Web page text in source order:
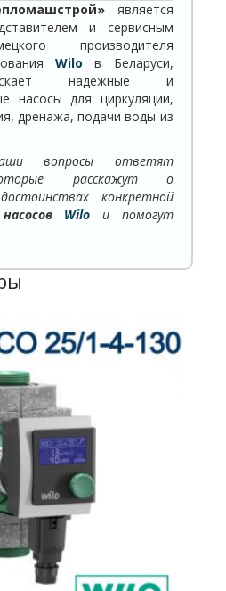
является
и сервисным
производителя
Wilo в Беларуси,
надежные и
насосы для циркуляции,
дренажа, подачи воды из
вопросы ответят
расскажут о
конкретной
насосов Wilo
и помогут